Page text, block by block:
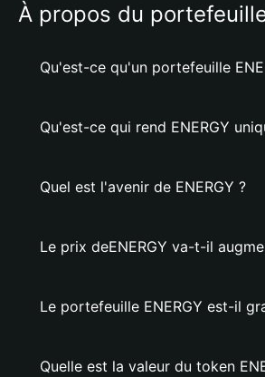
À propos du portefeuille
Qu'est-ce qu'un portefeuille
Qu'est-ce qui rend ENERGY
Quel est l'avenir de ENERGY ?
Le prix deENERGY va-t-il
Le portefeuille ENERGY est-il
Quelle est la valeur du token